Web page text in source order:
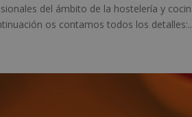
del ámbito de la hostelería y
os contamos todos los